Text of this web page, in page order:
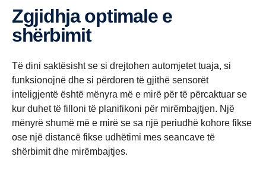
Zgjidhja optimale e
shërbimit
Të dini saktësisht se si drejtohen automjetet tuaja, si
funksionojnë dhe si përdoren të gjithë sensorët
inteligjentë është mënyra më e mirë për të përcaktuar se
kur duhet të filloni të planifikoni për mirëmbajtjen. Një
mënyrë shumë më e mirë se sa një periudhë kohore fikse
ose një distancë fikse udhëtimi mes seancave të
shërbimit dhe mirëmbajtjes.